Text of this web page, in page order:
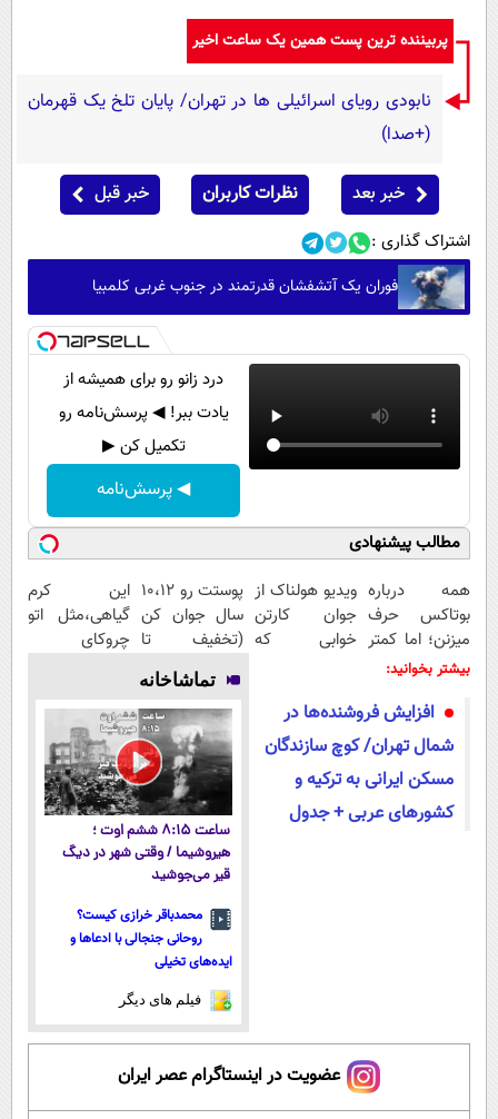
پربیننده ترین پست همین یک ساعت اخیر
نابودی رویای اسرائیلی ها در تهران/ پایان تلخ یک قهرمان
(+صدا)
خبر بعد نظرات کاربران خبر قبل
اشتراک گذاری :
فوران یک آتشفشان قدرتمند در جنوب غربی کلمبیا
درد زانو رو برای همیشه از
یادت ببر! ◀ پرسش‌نامه رو
تکمیل کن ▶
◀ پرسش‌نامه
مطالب پیشنهادی
همه درباره
بوتاکس حرف
میزنن؛ اما کمتر
کسی این راه رو
ویدیو هولناک از
جوان کارتن
خوابی که
پوستت رو 10،12
سال جوان کن
(تخفیف تا
امشب)
این کرم
گیاهی،مثل اتو
چروکای
بیشتر بخوانید:
افزایش فروشنده‌ها در
شمال تهران/ کوچ سازندگان
مسکن ایرانی به ترکیه و
کشورهای عربی + جدول
تماشاخانه
ساعت ۸:۱۵ ششم اوت ؛
هیروشیما / وقتی شهر در دیگ
قیر می‌جوشید
محمدباقر خرازی کیست؟
روحانی جنجالی با ادعاها و
ایده‌های تخیلی
فیلم های دیگر
عضویت در اینستاگرام عصر ایران